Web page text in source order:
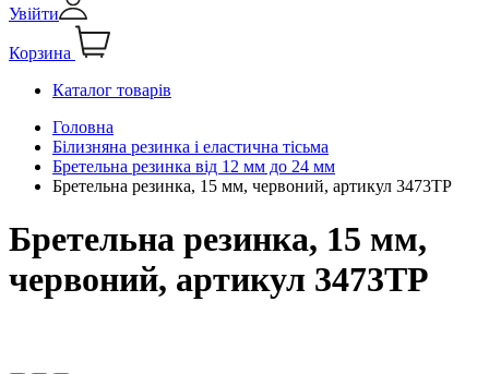
Увійти
Корзина
Каталог товарів
Головна
Білизняна резинка і еластична тісьма
Бретельна резинка від 12 мм до 24 мм
Бретельна резинка, 15 мм, червоний, артикул 3473ТР
Бретельна резинка, 15 мм,
червоний, артикул 3473ТР